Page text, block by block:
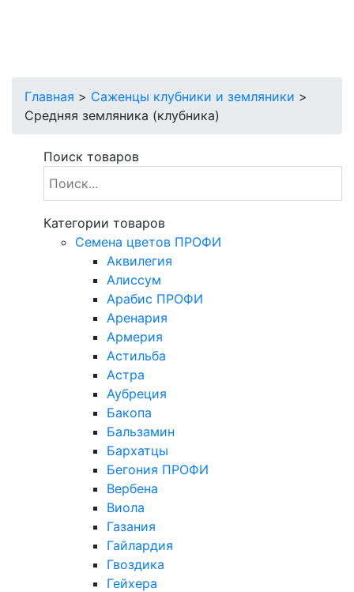
Главная > Саженцы клубники и земляники >
Средняя земляника (клубника)
Поиск товаров
Категории товаров
Cемена цветов ПРОФИ
Аквилегия
Алиссум
Арабис ПРОФИ
Аренария
Армерия
Астильба
Астра
Аубреция
Бакопа
Бальзамин
Бархатцы
Бегония ПРОФИ
Вербена
Виола
Газания
Гайлардия
Гвоздика
Гейхера